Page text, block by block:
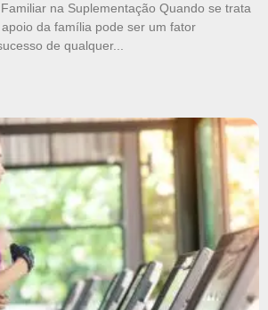
na Suplementação Quando se trata
da família pode ser um fator
de qualquer